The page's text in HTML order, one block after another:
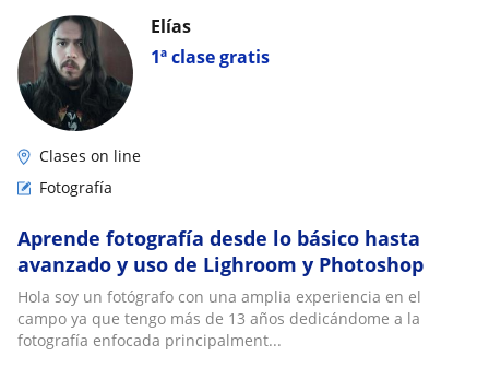
1ª clase gratis
Elías
Clases on line
Fotografía
Aprende fotografía desde lo básico hasta
avanzado y uso de Lighroom y Photoshop
Hola soy un fotógrafo con una amplia experiencia en el
campo ya que tengo más de 13 años dedicándome a la
fotografía enfocada principalment...